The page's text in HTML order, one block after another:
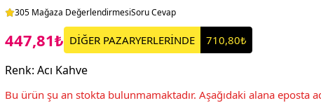
305 Mağaza DeğerlendirmesiSoru Cevap
447,81₺ DİĞER PAZARYERLERİNDE 710,80₺
Renk: Acı Kahve
Bu ürün şu an stokta bulunmamaktadır. Aşağıdaki alana eposta